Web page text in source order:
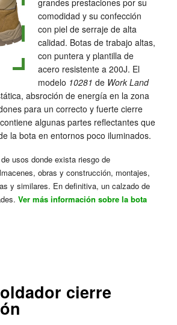
grandes prestaciones por su
comodidad y su confección
con piel de serraje de alta
calidad. Botas de trabajo altas,
con puntera y plantilla de
acero resistente a 200J. El
modelo 10281 de Work Land
absroción de energía en la zona
para un correcto y fuerte cierre
algunas partes reflectantes que
la bota en entornos poco iluminados.
usos donde exista riesgo de
obras y construcción, montajes,
y similares. En definitiva, un calzado de
Ver más información sobre la bota
cierre